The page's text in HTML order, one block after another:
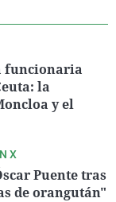
funcionaria
la
y el
X
Puente tras
de orangután"